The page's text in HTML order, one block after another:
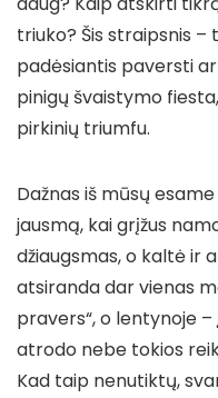
triuko? Šis straipsnis –
padėsiantis paversti
pinigų švaistymo
pirkinių triumfu.
Dažnas iš mūsų
jausmą, kai grįžus
džiaugsmas, o kaltė ir
atsiranda dar vienas
pravers“, o lentynoje
atrodo nebe tokios
Kad taip nenutiktų,